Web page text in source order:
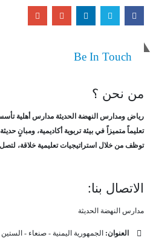
Be In Touch
من نحن ؟
تعليماً متميزاً في بيئة تربوية أكاديمية، ومبانٍ
توظف من خلال استراتيجيات تعليمية خلاقة،
الاتصال بنا:
مدارس النهضة الحديثة
العنوان: الجمهورية اليمنية - صنعاء -